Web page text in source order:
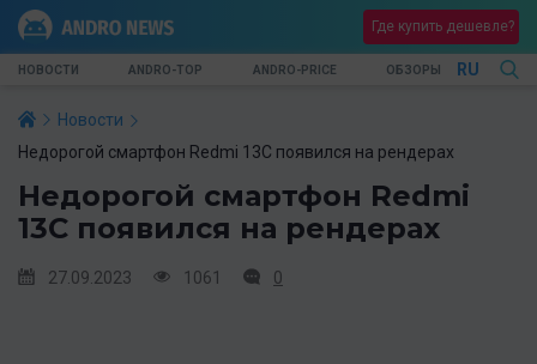
Где купить дешевле?
НОВОСТИ ANDRO-TOP ANDRO-PRICE ОБЗОРЫ RU
Новости
Недорогой смартфон Redmi 13C появился на рендерах
Недорогой смартфон Redmi
13C появился на рендерах
27.09.2023 1061 0